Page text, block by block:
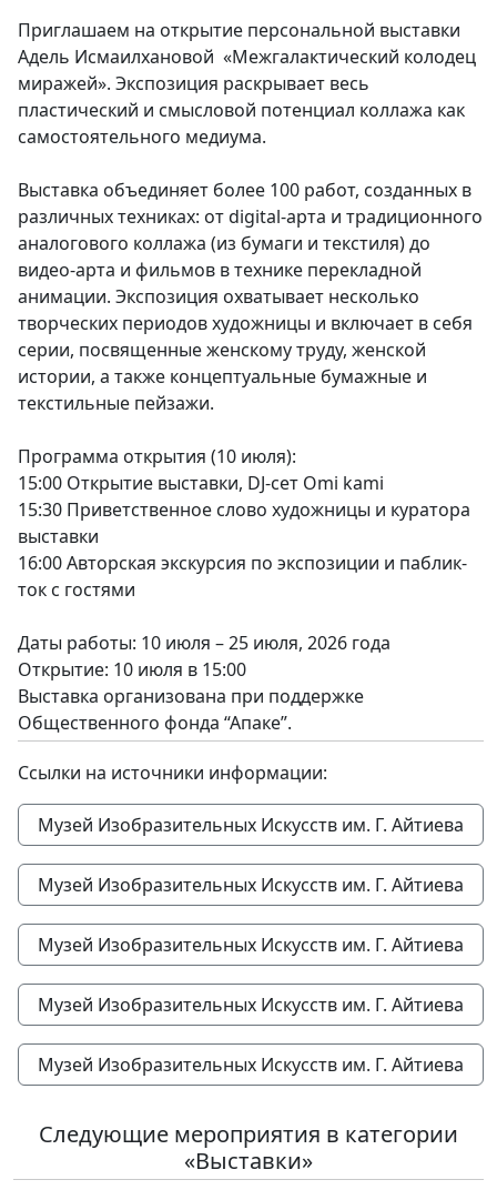
Приглашаем на открытие персональной выставки
Адель Исмаилхановой «Межгалактический колодец
миражей». Экспозиция раскрывает весь
пластический и смысловой потенциал коллажа как
самостоятельного медиума.
Выставка объединяет более 100 работ, созданных в
различных техниках: от digital-арта и традиционного
аналогового коллажа (из бумаги и текстиля) до
видео-арта и фильмов в технике перекладной
анимации. Экспозиция охватывает несколько
творческих периодов художницы и включает в себя
серии, посвященные женскому труду, женской
истории, а также концептуальные бумажные и
текстильные пейзажи.
Программа открытия (10 июля):
15:00 Открытие выставки, DJ-сет Omi kami
15:30 Приветственное слово художницы и куратора
выставки
16:00 Авторская экскурсия по экспозиции и паблик-
ток с гостями
Даты работы: 10 июля – 25 июля, 2026 года
Открытие: 10 июля в 15:00
Выставка организована при поддержке
Общественного фонда “Апаке”.
Ссылки на источники информации:
Музей Изобразительных Искусств им. Г. Айтиева
Музей Изобразительных Искусств им. Г. Айтиева
Музей Изобразительных Искусств им. Г. Айтиева
Музей Изобразительных Искусств им. Г. Айтиева
Музей Изобразительных Искусств им. Г. Айтиева
Следующие мероприятия в категории
«Выставки»